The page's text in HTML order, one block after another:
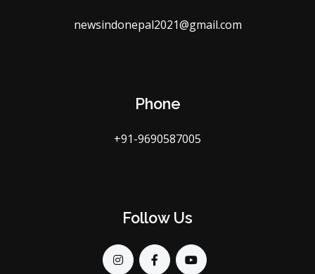
newsindonepal2021@gmail.com
Phone
+91-9690587005
Follow Us